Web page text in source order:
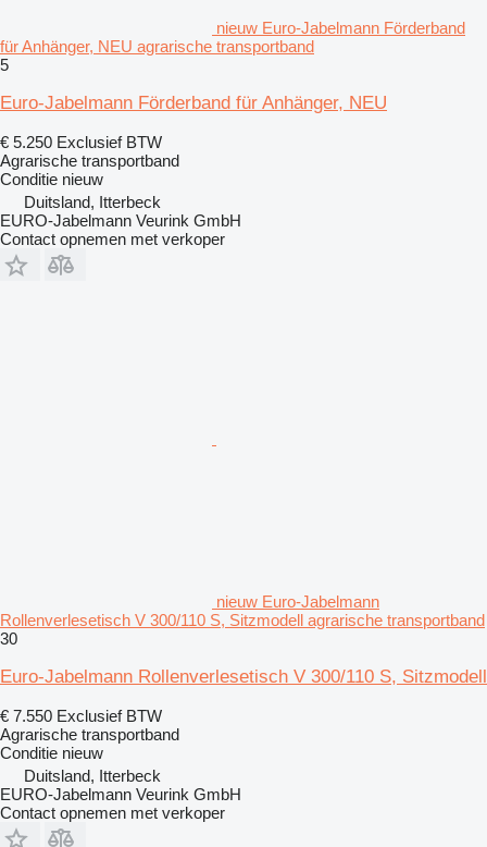
nieuw Euro-Jabelmann Förderband
für Anhänger, NEU agrarische transportband
5
Euro-Jabelmann Förderband für Anhänger, NEU
€ 5.250 Exclusief BTW
Agrarische transportband
Conditie nieuw
Duitsland, Itterbeck
EURO-Jabelmann Veurink GmbH
Contact opnemen met verkoper
nieuw Euro-Jabelmann
Rollenverlesetisch V 300/110 S, Sitzmodell agrarische transportband
30
Euro-Jabelmann Rollenverlesetisch V 300/110 S, Sitzmodell
€ 7.550 Exclusief BTW
Agrarische transportband
Conditie nieuw
Duitsland, Itterbeck
EURO-Jabelmann Veurink GmbH
Contact opnemen met verkoper